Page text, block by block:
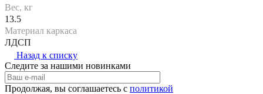
Вес, кг
13.5
Материал каркаса
ЛДСП
Назад к списку
Следите за нашими новинками
Продолжая, вы соглашаетесь с политикой